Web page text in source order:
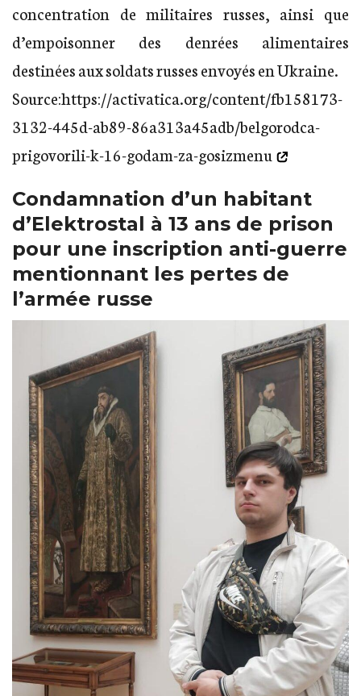
concentration de militaires russes, ainsi que
d’empoisonner des denrées alimentaires
destinées aux soldats russes envoyés en Ukraine.
Source:https://activatica.org/content/fb158173-
3132-445d-ab89-86a313a45adb/belgorodca-
prigovorili-k-16-godam-za-gosizmenu
Condamnation d’un habitant
d’Elektrostal à 13 ans de prison
pour une inscription anti-guerre
mentionnant les pertes de
l’armée russe